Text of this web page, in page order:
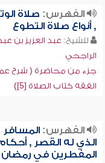
الفهرس: صلاة
, أنواع صلاة التطوع
للشيخ: عبد العزيز بن
الراجحي
جزء من محاضرة ( شرح
الفقه كتاب الصلاة [5])
الفهرس:المسافر
الذي له القصر ,
المفطرين في رمضان